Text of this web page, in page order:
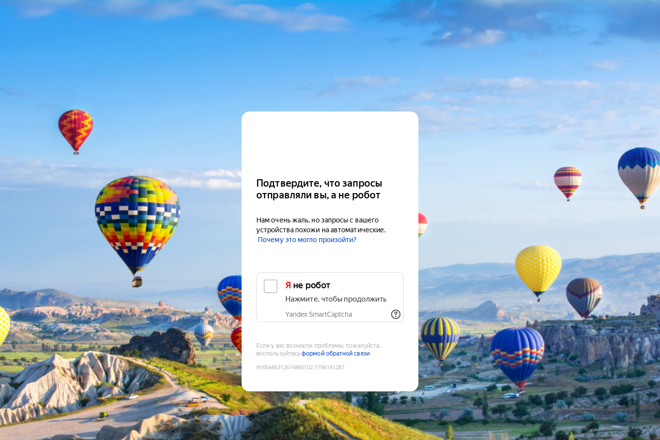
Подтвердите, что запросы
отправляли вы, а не робот
Нам очень жаль, но запросы с вашего
устройства похожи на автоматические.
Почему это могло произойти?
Я не робот
Нажмите, чтобы продолжить
Yandex SmartCaptcha
Если у вас возникли проблемы, пожалуйста,
воспользуйтесьформой обратной связи
9185448312614885102:1786141287